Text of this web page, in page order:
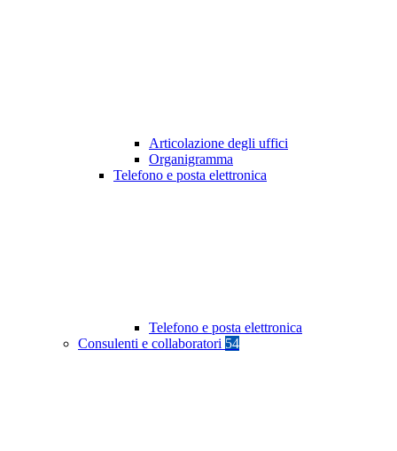
Articolazione degli uffici
Organigramma
Telefono e posta elettronica
Telefono e posta elettronica
Consulenti e collaboratori 54